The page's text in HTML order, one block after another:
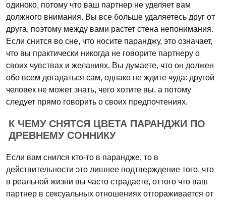
одиноко, потому что ваш партнер не уделяет вам
должного внимания. Вы все больше удаляетесь друг от
друга, поэтому между вами растет стена непонимания.
Если снится во сне, что носите паранджу, это означает,
что вы практически никогда не говорите партнеру о
своих чувствах и желаниях. Вы думаете, что он должен
обо всем догадаться сам, однако не ждите чуда: другой
человек не может знать, чего хотите вы, а потому
следует прямо говорить о своих предпочтениях.
К ЧЕМУ СНЯТСЯ ЦВЕТА ПАРАНДЖИ ПО
ДРЕВНЕМУ СОННИКУ
Если вам снился кто-то в парандже, то в
действительности это лишнее подтверждение того, что
в реальной жизни вы часто страдаете, оттого что ваш
партнер в сексуальных отношениях отгораживается от